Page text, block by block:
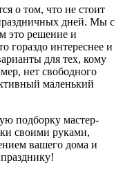
о том, что не стоит
дней. Мы с
это решение и
гораздо интереснее и
для тех, кому
нет свободного
маленький
подборку мастер-
своими руками,
вашего дома и